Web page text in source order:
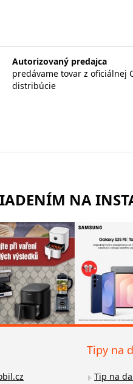
Autorizovaný predajca
predávame tovar z oficiálnej
distribúcie
NA
Tipy na
Tip na